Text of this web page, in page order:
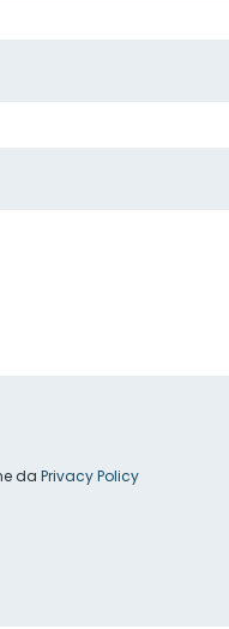
da Privacy Policy